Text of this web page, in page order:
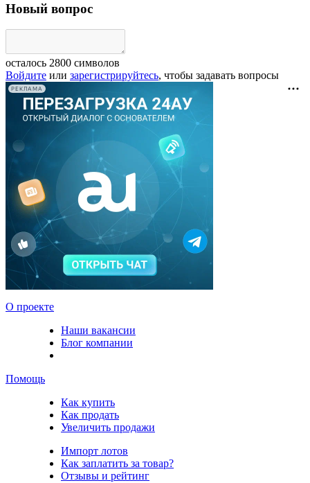
Новый вопрос
осталось 2800 символов
Войдите или зарегистрируйтесь, чтобы задавать вопросы
РЕКЛАМА
О проекте
Наши вакансии
Блог компании
Помощь
Как купить
Как продать
Увеличить продажи
Импорт лотов
Как заплатить за товар?
Отзывы и рейтинг